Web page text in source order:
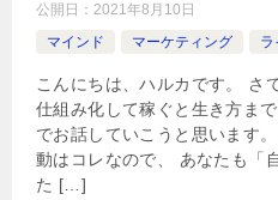
公開日： 2021年8月10日
マインド
マーケティング ラ
こんにちは、ハルカです。 さ
仕組み化して稼ぐと生き方ま
でお話していこうと思います
動はコレなので、 あなたも「
た […]